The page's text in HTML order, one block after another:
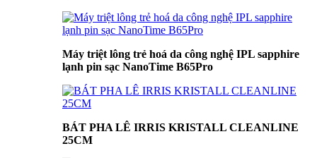
Máy triệt lông trẻ hoá da công nghệ IPL sapphire
lạnh pin sạc NanoTime B65Pro
BÁT PHA LÊ IRRIS KRISTALL CLEANLINE
25CM